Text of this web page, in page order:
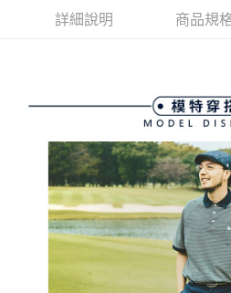
1.分期款項不併入電信帳單，「大哥付你
醒簡訊。
1.本服務係由「台灣大哥大股份有限公司
用戶於交易時，得透過本服務購買商品或
買賣價金債權讓與本公司後，依約使用本
2.基於同意付款使用「大哥付你分期」之
資料（包含姓名、電話或地址）提供予台
由本公司與您本人進行分期帳單所需資料
3.完整用戶服務條款，請詳閱以下連結：
【「AFTEE先享後付」結帳流程】
ATM／網路銀行／等多元方式進行付款，
※ 請注意：結帳手續完成當下不需立刻繳
後付繳納相關費用。
※ 交易是否成功請以「AFTEE先享後付 」
是否繳費成功／繳費後需取消欲退款等相
客戶支援中心」https://
【注意事項】
１．透過由恩沛科技股份有限公司提供之
易，需依本服務之必要範圍內提供個人資
權轉讓予恩沛科技股份有限公司。
萊爾富取貨付款
付款後萊爾富取貨
免運費
7-11取貨付款
詳細說明 商品規